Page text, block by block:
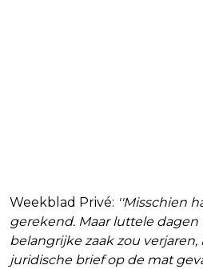
Weekblad Privé: ''Misschien
gerekend. Maar luttele dagen
belangrijke zaak zou verjaren,
juridische brief op de mat